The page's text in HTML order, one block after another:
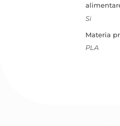
Si
Materia
PLA